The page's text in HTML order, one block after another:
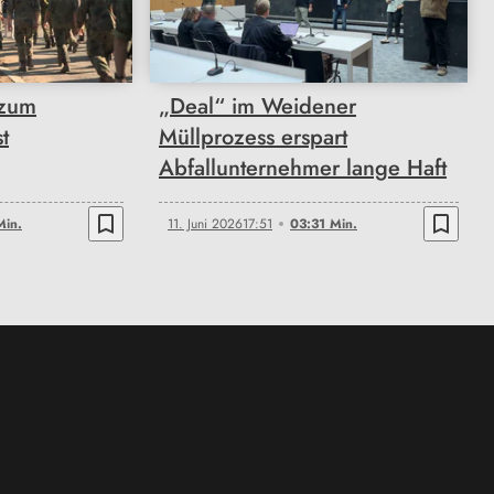
bookmark_border
03:31
„Deal“ im Weidener
Müllprozess erspart
Abfallunternehmer lange Haft
11. Juni 202617:51 03:31 Min. bookmark_border